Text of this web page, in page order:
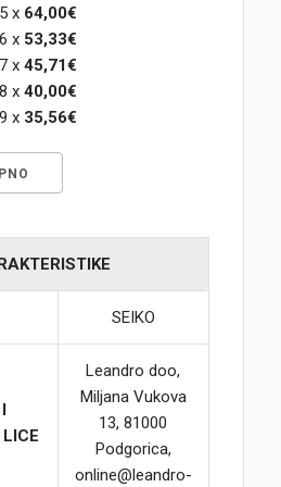
5 x 64,00€
6 x 53,33€
7 x 45,71€
8 x 40,00€
9 x 35,56€
SEIKO
LICE
Leandro doo,
Miljana Vukova
13, 81000
Podgorica,
online@leandro-